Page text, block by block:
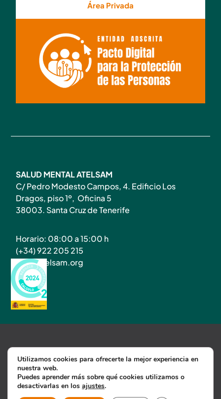
Área Privada
SALUD MENTAL ATELSAM
C/ Pedro Modesto Campos, 4. Edificio Los
Dragos, piso 1º, Oficina 5
38003. Santa Cruz de Tenerife
Horario: 08:00 a 15:00 h
(+34) 922 205 215
info@atelsam.org
Aviso Legal
Política de cookies
Política de Privacidad
Utilizamos cookies para ofrecerte la mejor experiencia en
nuestra web.
Puedes aprender más sobre qué cookies utilizamos o
desactivarlas en los ajustes.